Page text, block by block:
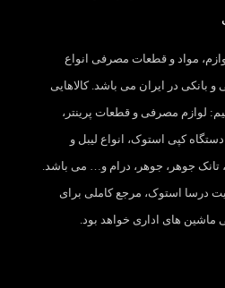
مواد و قطعات مصرفی انواع
بانکی در ایران می باشد. کالاهایی
لوازم مصرفی و قطعات پرینتر،
کپی استوک، انواع لیبل و
تانک جوهر، جوهر، درام و… می باشد.
درسا استوک، مرجع کاملی برای
های اداری خواهد بود.